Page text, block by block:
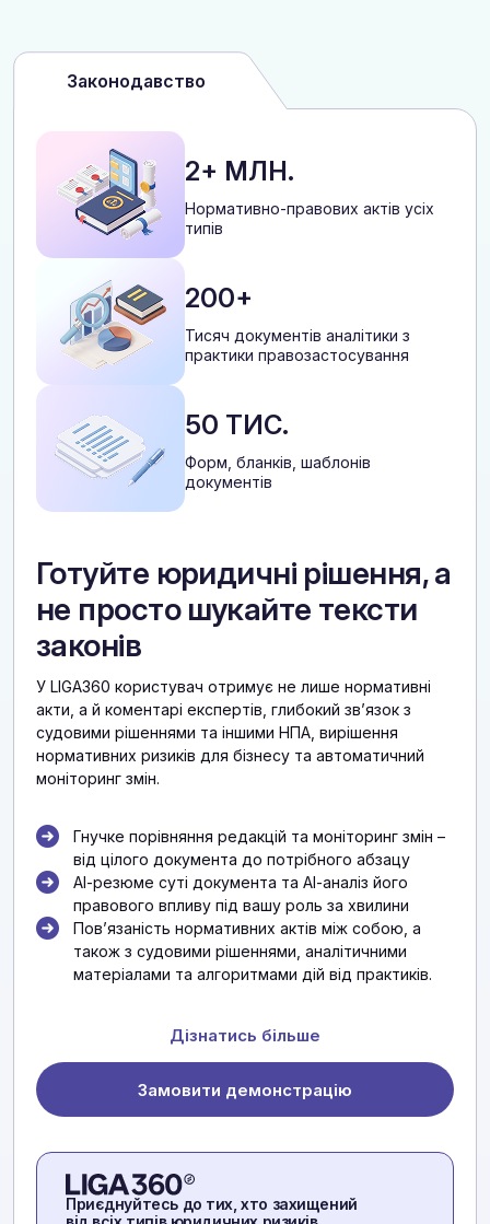
Законодавство
2+ МЛН.
Нормативно-правових актів усіх
типів
200+
Тисяч документів аналітики з
практики правозастосування
50 ТИС.
Форм, бланків, шаблонів
документів
Готуйте юридичні рішення, а
не просто шукайте тексти
законів
У LIGA360 користувач отримує не лише нормативні
акти, а й коментарі експертів, глибокий звʼязок з
судовими рішеннями та іншими НПА, вирішення
нормативних ризиків для бізнесу та автоматичний
моніторинг змін.
Гнучке порівняння редакцій та моніторинг змін –
від цілого документа до потрібного абзацу
АІ-резюме суті документа та АІ-аналіз його
правового впливу під вашу роль за хвилини
Повʼязаність нормативних актів між собою, а
також з судовими рішеннями, аналітичними
матеріалами та алгоритмами дій від практиків.
Дізнатись більше
Замовити демонстрацію
Приєднуйтесь до тих, хто захищений